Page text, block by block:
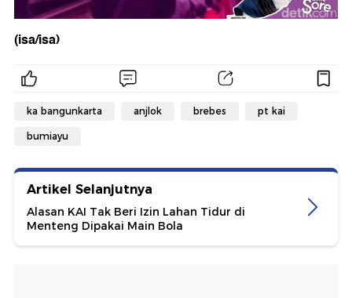
(isa/isa)
ka bangunkarta anjlok brebes pt kai
bumiayu
Artikel Selanjutnya
Alasan KAI Tak Beri Izin Lahan Tidur di
Menteng Dipakai Main Bola